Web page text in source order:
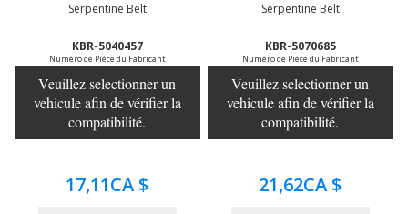
Serpentine Belt
KBR-5040457
Numéro de Pièce du Fabricant
Veuillez selectionner un
vehicule afin de vérifier la
compatibilité.
17,11CA $
Serpentine Belt
KBR-5070685
Numéro de Pièce du Fabricant
Veuillez selectionner un
vehicule afin de vérifier la
compatibilité.
21,62CA $